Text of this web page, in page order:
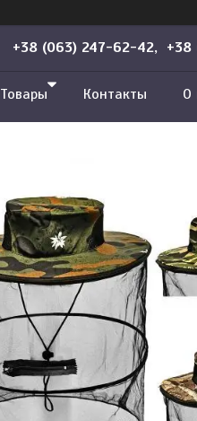
+38 (063) 247-62-42,
Товары Контакты О